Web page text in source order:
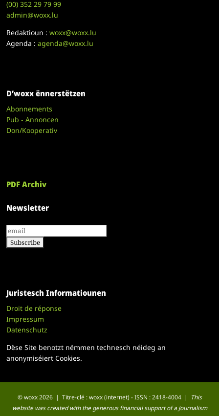
(00)352 29 79 99
admin@woxx.lu
Redaktioun :woxx@woxx.lu
Agenda :agenda@woxx.lu
D’woxx ënnerstëtzen
Abonnements
Pub - Annoncen
Don/Kooperativ
PDF Archiv
Newsletter
Juristesch Informatiounen
Droit de réponse
Impressum
Datenschutz
Dëse Site benotzt nëmmen technesch néideg an
anonymiséiert Cookies.
© woxx 2026 | Titre-clé : woxx (internet) - ISSN : 2418-4004 |
This
website was created with the generous financial support of a Journalism